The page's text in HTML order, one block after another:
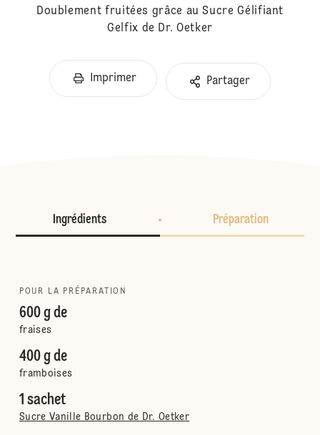
Doublement fruitées grâce au Sucre Gélifiant
Gelfix de Dr. Oetker
Imprimer Partager
Ingrédients Préparation
POUR LA PRÉPARATION
600 g de
fraises
400 g de
framboises
1 sachet
Sucre Vanille Bourbon de Dr. Oetker